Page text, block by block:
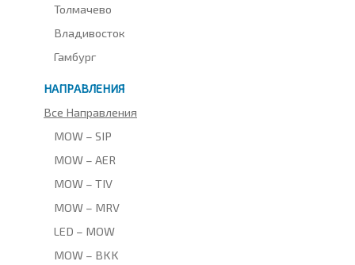
Толмачево
Владивосток
Гамбург
НАПРАВЛЕНИЯ
Все Направления
MOW – SIP
MOW – AER
MOW – TIV
MOW – MRV
LED – MOW
MOW – BKK